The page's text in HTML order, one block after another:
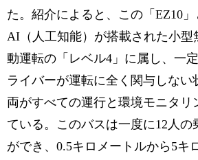
た。紹介によると、この「EZ10
AI（人工知能）が搭載された小型
動運転の「レベル4」に属し、一
ライバーが運転に全く関与しない
両がすべての運行と環境モニタリ
ている。このバスは一度に12人の
ができ、0.5キロメートルから5キ